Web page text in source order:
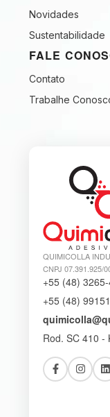
Novidades
Sustentabilidade
FALE
Contato
Trabalhe
QUIMICOLLA
CNPJ 07.391.925/
+55 (48)
+55 (48)
Rod. SC 410 -